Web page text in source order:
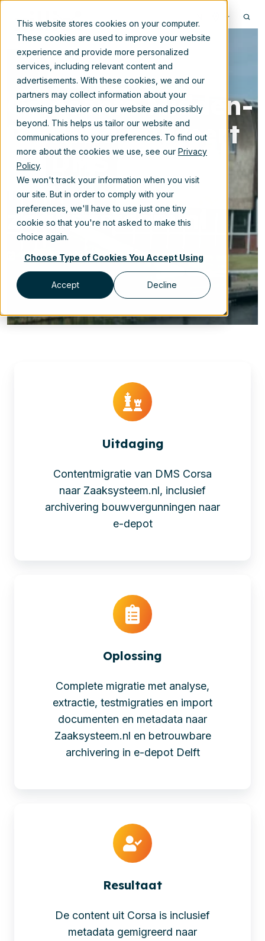
This website stores cookies on your computer.
These cookies are used to improve your website
experience and provide more personalized
services, including relevant content and
advertisements. With these cookies, we and our
partners may collect information about your
browsing behavior on our website and possibly
beyond. This helps us tailor our website and
communications to your preferences. To find out
more about the cookies we use, see our Privacy
Policy.
We won't track your information when you visit
our site. But in order to comply with your
preferences, we'll have to use just one tiny
cookie so that you're not asked to make this
choice again.
Choose Type of Cookies You Accept Using
Accept Decline
Gemeente Midden-
Delfland migreert
uit DMS Corsa
naar
zaaksysteem.nl
6-apr-2023 12:30:00
Uitdaging
Contentmigratie van DMS Corsa
naar Zaaksysteem.nl, inclusief
archivering bouwvergunningen naar
e-depot
Oplossing
Complete migratie met analyse,
extractie, testmigraties en import
documenten en metadata naar
Zaaksysteem.nl en betrouwbare
archivering in e-depot Delft
Resultaat
De content uit Corsa is inclusief
metadata gemigreerd naar